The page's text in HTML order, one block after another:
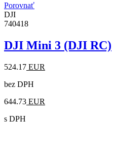
Porovnať
DJI
740418
DJI Mini 3 (DJI RC)
524.17 EUR
bez DPH
644.73 EUR
s DPH